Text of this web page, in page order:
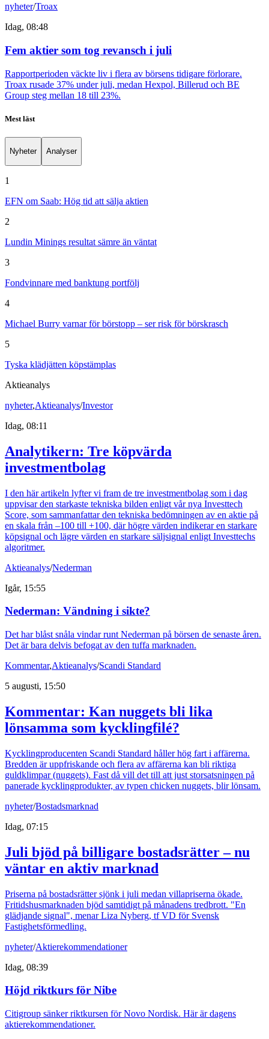
nyheter/Troax
Idag, 08:48
Fem aktier som tog revansch i juli
Rapportperioden väckte liv i flera av börsens tidigare förlorare.
Troax rusade 37% under juli, medan Hexpol, Billerud och BE
Group steg mellan 18 till 23%.
Mest läst
Nyheter Analyser
1
EFN om Saab: Hög tid att sälja aktien
2
Lundin Minings resultat sämre än väntat
3
Fondvinnare med banktung portfölj
4
Michael Burry varnar för börstopp – ser risk för börskrasch
5
Tyska klädjätten köpstämplas
Aktieanalys
nyheter,Aktieanalys/Investor
Idag, 08:11
Analytikern: Tre köpvärda
investmentbolag
I den här artikeln lyfter vi fram de tre investmentbolag som i dag
uppvisar den starkaste tekniska bilden enligt vår nya Investtech
Score, som sammanfattar den tekniska bedömningen av en aktie på
en skala från –100 till +100, där högre värden indikerar en starkare
köpsignal och lägre värden en starkare säljsignal enligt Investtechs
algoritmer.
Aktieanalys/Nederman
Igår, 15:55
Nederman: Vändning i sikte?
Det har blåst snåla vindar runt Nederman på börsen de senaste åren.
Det är bara delvis befogat av den tuffa marknaden.
Kommentar,Aktieanalys/Scandi Standard
5 augusti, 15:50
Kommentar: Kan nuggets bli lika
lönsamma som kycklingfilé?
Kycklingproducenten Scandi Standard håller hög fart i affärerna.
Bredden är uppfriskande och flera av affärerna kan bli riktiga
guldklimpar (nuggets). Fast då vill det till att just storsatsningen på
panerade kycklingprodukter, av typen chicken nuggets, blir lönsam.
nyheter/Bostadsmarknad
Idag, 07:15
Juli bjöd på billigare bostadsrätter – nu
väntar en aktiv marknad
Priserna på bostadsrätter sjönk i juli medan villapriserna ökade.
Fritidshusmarknaden bjöd samtidigt på månadens tredbrott. "En
glädjande signal", menar Liza Nyberg, tf VD för Svensk
Fastighetsförmedling.
nyheter/Aktierekommendationer
Idag, 08:39
Höjd riktkurs för Nibe
Citigroup sänker riktkursen för Novo Nordisk. Här är dagens
aktierekommendationer.